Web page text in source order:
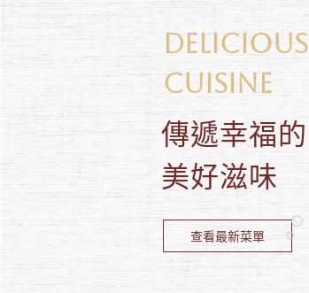
DELICIOUS
CUISINE
傳遞幸福的
美好滋味
查看最新菜單